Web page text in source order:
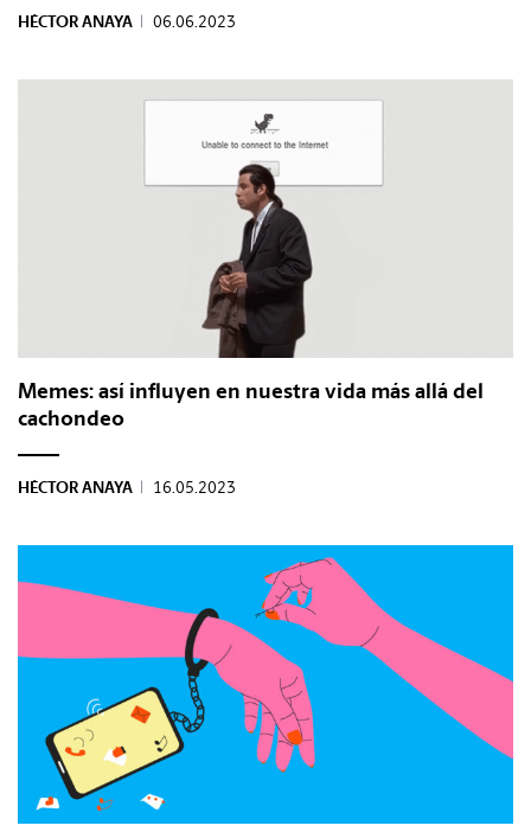
HÉCTOR ANAYA | 06.06.2023
Memes: así influyen en nuestra vida más allá del
cachondeo
HÉCTOR ANAYA | 16.05.2023